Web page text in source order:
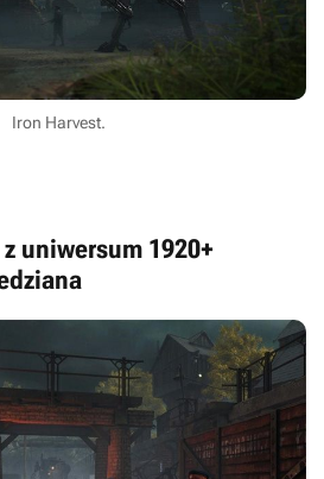
Iron Harvest.
uniwersum 1920+